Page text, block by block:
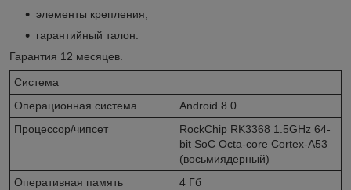
элементы крепления;
гарантийный талон.
Гарантия 12 месяцев.
Система
Операционная система
Android 8.0
Процессор/чипсет
RockChip RK3368 1.5GHz 64-
bit SoC Octa-core Cortex-A53
(восьмиядерный)
Оперативная память
4 Гб